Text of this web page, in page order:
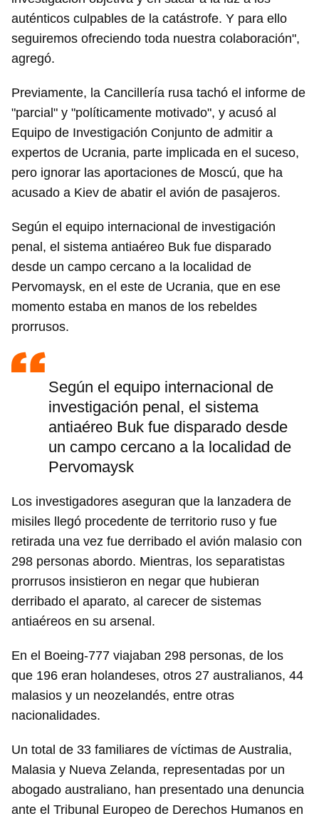
auténticos culpables de la catástrofe. Y para ello
seguiremos ofreciendo toda nuestra colaboración",
agregó.
Previamente, la Cancillería rusa tachó el informe de
"parcial" y "políticamente motivado", y acusó al
Equipo de Investigación Conjunto de admitir a
expertos de Ucrania, parte implicada en el suceso,
pero ignorar las aportaciones de Moscú, que ha
acusado a Kiev de abatir el avión de pasajeros.
Según el equipo internacional de investigación
penal, el sistema antiaéreo Buk fue disparado
desde un campo cercano a la localidad de
Pervomaysk, en el este de Ucrania, que en ese
momento estaba en manos de los rebeldes
prorrusos.
Según el equipo internacional de
investigación penal, el sistema
antiaéreo Buk fue disparado desde
un campo cercano a la localidad de
Pervomaysk
Los investigadores aseguran que la lanzadera de
misiles llegó procedente de territorio ruso y fue
retirada una vez fue derribado el avión malasio con
298 personas abordo. Mientras, los separatistas
prorrusos insistieron en negar que hubieran
derribado el aparato, al carecer de sistemas
antiaéreos en su arsenal.
En el Boeing-777 viajaban 298 personas, de los
que 196 eran holandeses, otros 27 australianos, 44
malasios y un neozelandés, entre otras
nacionalidades.
Un total de 33 familiares de víctimas de Australia,
Malasia y Nueva Zelanda, representadas por un
abogado australiano, han presentado una denuncia
ante el Tribunal Europeo de Derechos Humanos en